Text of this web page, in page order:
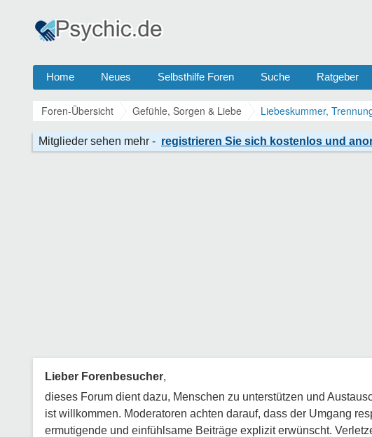
Home Neues Selbsthilfe Foren Suche Ratgeber
Foren-Übersicht Gefühle, Sorgen & Liebe Liebeskummer,
Lieber Forenbesucher,
dieses Forum dient dazu, Menschen zu unterstützen und
ist willkommen. Moderatoren achten darauf, dass der Umgang
ermutigende und einfühlsame Beiträge explizit erwünscht.